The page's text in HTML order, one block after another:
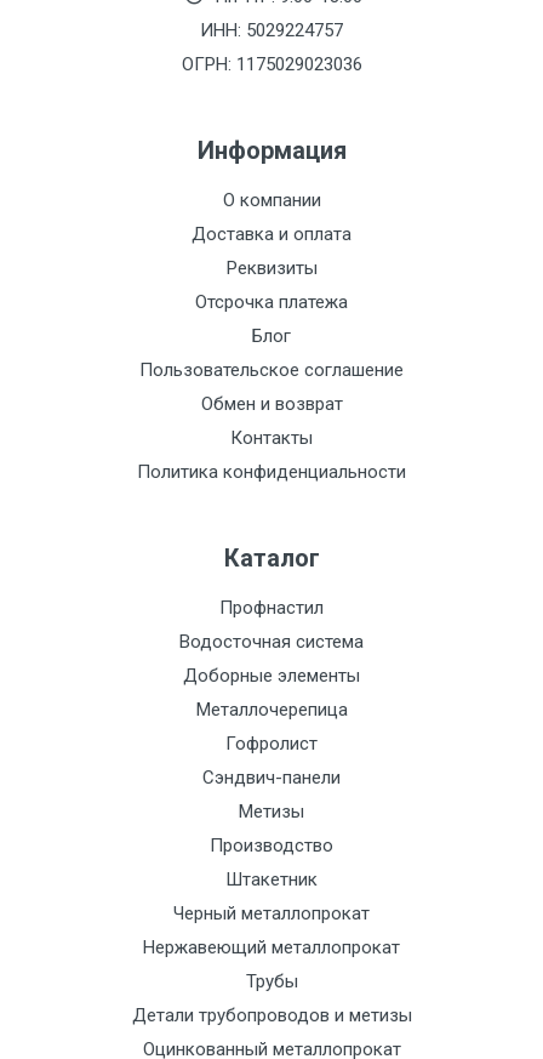
ИНН: 5029224757
ОГРН: 1175029023036
Информация
О компании
Доставка и оплата
Реквизиты
Отсрочка платежа
Блог
Пользовательское соглашение
Обмен и возврат
Контакты
Политика конфиденциальности
Каталог
Профнастил
Водосточная система
Доборные элементы
Металлочерепица
Гофролист
Сэндвич-панели
Метизы
Производство
Штакетник
Черный металлопрокат
Нержавеющий металлопрокат
Трубы
Детали трубопроводов и метизы
Оцинкованный металлопрокат